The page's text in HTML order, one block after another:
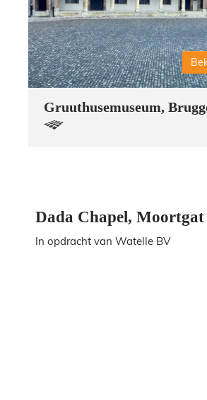
Gruuthusemuseum,
Dada Chapel,
In opdracht van Watelle BV